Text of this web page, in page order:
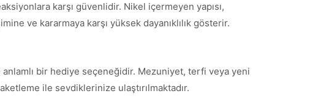
karşı güvenlidir. Nikel içermeyen yapısı,
ve kararmaya karşı yüksek dayanıklılık gösterir.
bir hediye seçeneğidir. Mezuniyet, terfi veya yeni
ile sevdiklerinize ulaştırılmaktadır.